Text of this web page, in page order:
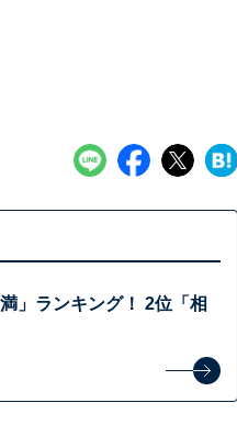
」ランキング！ 2位「相